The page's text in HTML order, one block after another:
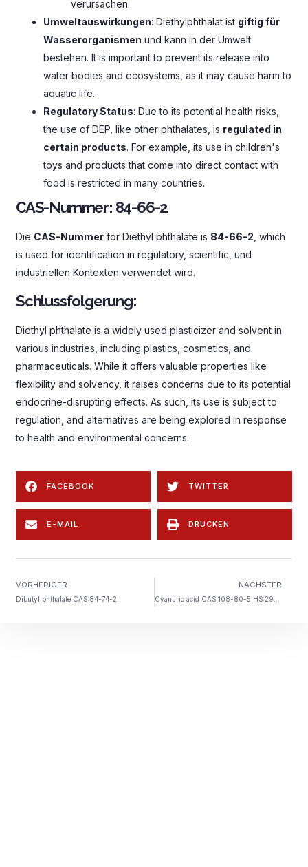
verursachen.
Umweltauswirkungen: Diethylphthalat ist giftig für
Wasserorganismen und kann in der Umwelt
bestehen. It is important to prevent its release into
water bodies and ecosystems as it may cause harm to
aquatic life.
Regulatory Status: Due to its potential health risks
the use of DEP like other phthalates is regulated in
certain products. For example its use in children's
toys and products that come into direct contact with
food is restricted in many countries.
CAS-Nummer: 84-66-2
Die CAS-Nummer for Diethyl phthalate is 84-66-2 which
is used for identification in regulatory, scientific , und
industriellen Kontexten verwendet wird.
Schlussfolgerung:
Diethyl phthalate is a widely used plasticizer and solvent in
various industries including plastics cosmetics and
pharmaceuticals. While it offers valuable properties like
flexibility and solvency, it raises concerns due to its potential
endocrine-disrupting effects. As such its use is subject to
regulation and alternatives are being explored in response
to health and environmental concerns.
FACEBOOK TWITTER
E-MAIL DRUCKEN
VORHERIGER
Dibutyl phthalate CAS:84-74-2
NÄCHSTER
Cyanuric acid CAS:108-80-5 HS:2933990099